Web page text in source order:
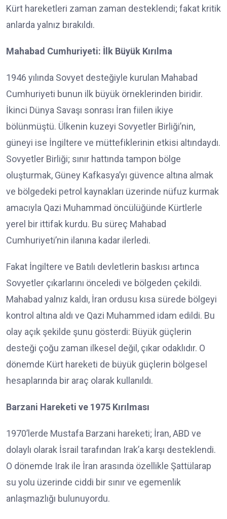
Kürt hareketleri zaman zaman desteklendi; fakat kritik
anlarda yalnız bırakıldı.
Mahabad Cumhuriyeti: İlk Büyük Kırılma
1946 yılında Sovyet desteğiyle kurulan Mahabad
Cumhuriyeti bunun ilk büyük örneklerinden biridir.
İkinci Dünya Savaşı sonrası İran fiilen ikiye
bölünmüştü. Ülkenin kuzeyi Sovyetler Birliği’nin,
güneyi ise İngiltere ve müttefiklerinin etkisi altındaydı.
Sovyetler Birliği; sınır hattında tampon bölge
oluşturmak, Güney Kafkasya’yı güvence altına almak
ve bölgedeki petrol kaynakları üzerinde nüfuz kurmak
amacıyla Qazi Muhammad öncülüğünde Kürtlerle
yerel bir ittifak kurdu. Bu süreç Mahabad
Cumhuriyeti’nin ilanına kadar ilerledi.
Fakat İngiltere ve Batılı devletlerin baskısı artınca
Sovyetler çıkarlarını önceledi ve bölgeden çekildi.
Mahabad yalnız kaldı, İran ordusu kısa sürede bölgeyi
kontrol altına aldı ve Qazi Muhammed idam edildi. Bu
olay açık şekilde şunu gösterdi: Büyük güçlerin
desteği çoğu zaman ilkesel değil, çıkar odaklıdır. O
dönemde Kürt hareketi de büyük güçlerin bölgesel
hesaplarında bir araç olarak kullanıldı.
Barzani Hareketi ve 1975 Kırılması
1970’lerde Mustafa Barzani hareketi; İran, ABD ve
dolaylı olarak İsrail tarafından Irak’a karşı desteklendi.
O dönemde Irak ile İran arasında özellikle Şattülarap
su yolu üzerinde ciddi bir sınır ve egemenlik
anlaşmazlığı bulunuyordu.